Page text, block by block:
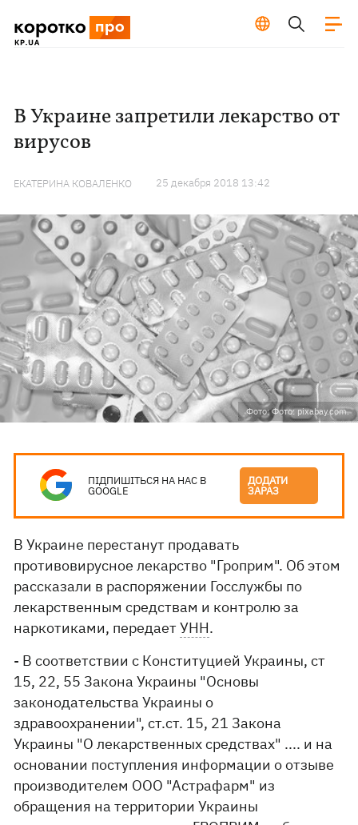
В Украине запретили лекарство от
вирусов
ЕКАТЕРИНА КОВАЛЕНКО 25 декабря 2018 13:42
Фото: Фото: pixabay.com.
ПІДПИШІТЬСЯ НА НАС В
GOOGLE
ДОДАТИ
ЗАРАЗ
В Украине перестанут продавать
противовирусное лекарство "Гроприм". Об этом
рассказали в распоряжении Госслужбы по
лекарственным средствам и контролю за
наркотиками, передаетУНН.
- В соответствии с Конституцией Украины, ст
15, 22, 55 Закона Украины "Основы
законодательства Украины о
здравоохранении", ст.ст. 15, 21 Закона
Украины "О лекарственных средствах" .... и на
основании поступления информации о отзыве
производителем ООО "Астрафарм" из
обращения на территории Украины